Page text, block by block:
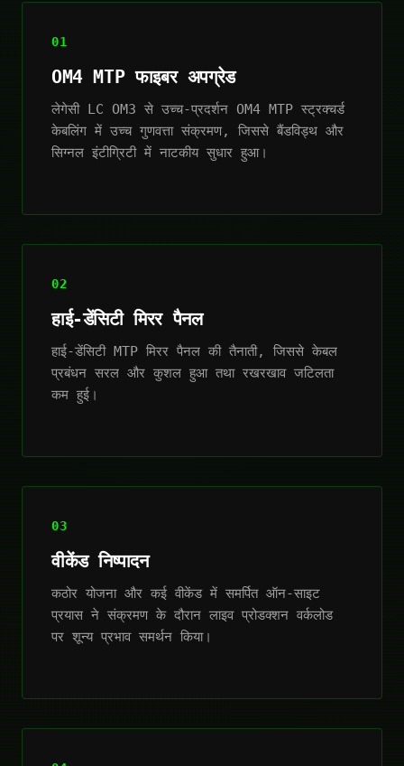
01
OM4 MTP फाइबर अपग्रेड
लेगेसी LC OM3 से उच्च-प्रदर्शन OM4 MTP स्ट्रक्चर्ड
केबलिंग में उच्च गुणवत्ता संक्रमण, जिससे बैंडविड्थ और
सिग्नल इंटीग्रिटी में नाटकीय सुधार हुआ।
02
हाई-डेंसिटी मिरर पैनल
हाई-डेंसिटी MTP मिरर पैनल की तैनाती, जिससे केबल
प्रबंधन सरल और कुशल हुआ तथा रखरखाव जटिलता
कम हुई।
03
वीकेंड निष्पादन
कठोर योजना और कई वीकेंड में समर्पित ऑन-साइट
प्रयास ने संक्रमण के दौरान लाइव प्रोडक्शन वर्कलोड
पर शून्य प्रभाव समर्थन किया।